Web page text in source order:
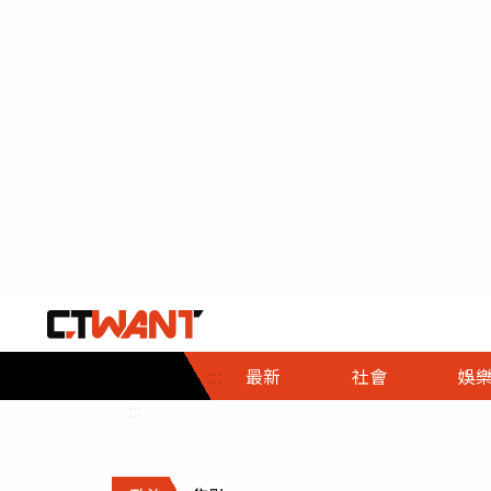
::: 最新 社會
社會首頁
時事
調查
娛樂
娛樂首頁
即時
財經首頁
熱線
政